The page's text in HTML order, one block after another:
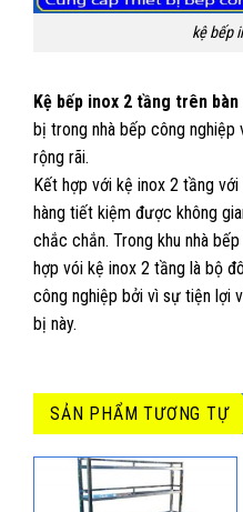
kệ bếp
Kệ bếp inox 2 tầng trên bàn
bị trong nhà bếp công nghiệp
rộng rãi.
Kết hợp với kệ inox 2 tầng
hàng tiết kiệm được không
chắc chắn. Trong khu nhà
hợp vói kệ inox 2 tầng là bộ
công nghiệp bởi vì sự tiện lợi
bị này.
SẢN PHẨM TƯƠNG TỰ